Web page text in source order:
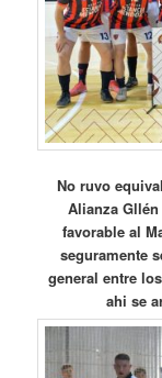
No ruvo
Alianza
favorable al
seguramente
general entre
ahi se